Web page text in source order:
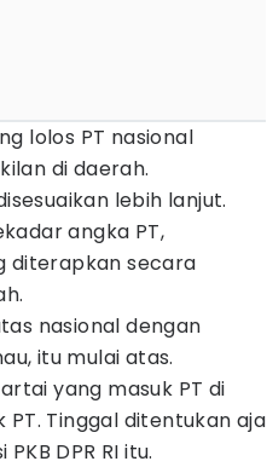
lolos PT nasional
di daerah.
lebih lanjut.
angka PT,
diterapkan secara
nasional dengan
itu mulai atas.
yang masuk PT di
PT. Tinggal ditentukan aja
DPR RI itu.